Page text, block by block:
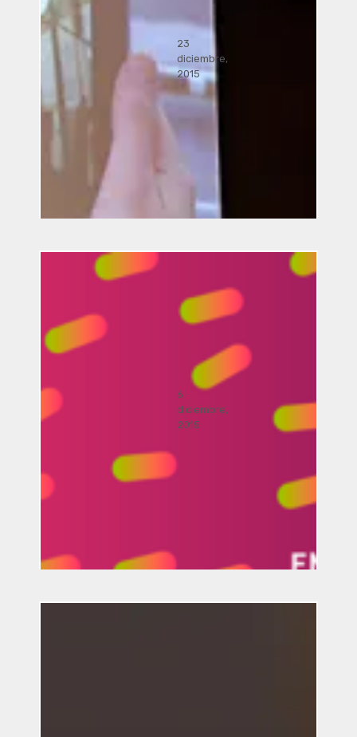
23
diciembre,
2015
6
diciembre,
2015